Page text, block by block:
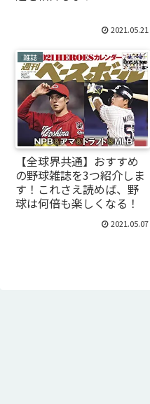
2021.05.21
雑誌
【全球界共通】おすすめ
の野球雑誌を3つ紹介しま
す！これさえ読めば、野
球は何倍も楽しくなる！
2021.05.07